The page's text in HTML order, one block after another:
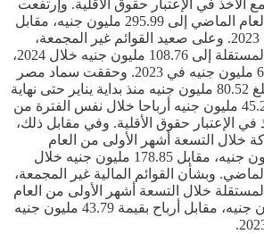
جنيه في 2023، مع الأخذ في الإعتبار حقوق الأقلية. وإرتفعت
مبيعات الشركة خلال العام الماضي إلى 295.99 مليون جنيه، مقابل
285.19 مليون جنيه في 2023. وعلى صعيد القوائم غير المجمعة،
إرتفعت أرباح الشركة المستقلة إلى 108.76 مليون جنيه خلال 2024،
مقابل أرباح بقيمة 64.65 مليون جنيه في 2023. وحققت سماد مصر
(إيجيفرت) صافي ربح بلغ 80.52 مليون جنيه منذ بداية يناير حتى نهاية
سبتمبر 2024، مقابل 45.22 مليون جنيه أرباحا خلال نفس الفترة من
في الإعتبار حقوق الأقلية. وفي مقابل ذلك،
خلال التسعة أشهر الأولى من العام
الجاري إلى 156.16 مليون جنيه، مقابل 178.85 مليون جنيه خلال
وبشأن القوائم المالية غير المجمعة،
خلال التسعة أشهر الأولى من العام
الجاري إلى 77.62 مليون جنيه، مقابل أرباح بقيمة 43.79 مليون جنيه